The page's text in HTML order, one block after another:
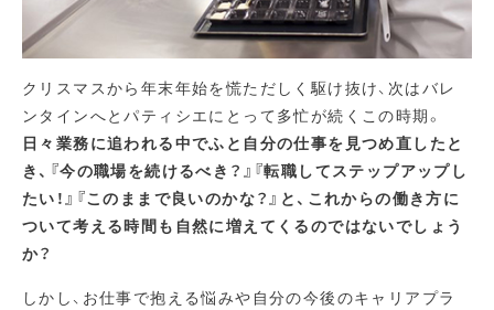
クリスマスから年末年始を慌ただしく駆け抜け、次はバレ
ンタインへとパティシエにとって多忙が続くこの時期。
日々業務に追われる中でふと自分の仕事を見つめ直したと
き、『今の職場を続けるべき？』『転職してステップアップし
たい！』『このままで良いのかな？』と、これからの働き方に
ついて考える時間も自然に増えてくるのではないでしょう
か？
しかし、お仕事で抱える悩みや自分の今後のキャリアプラ